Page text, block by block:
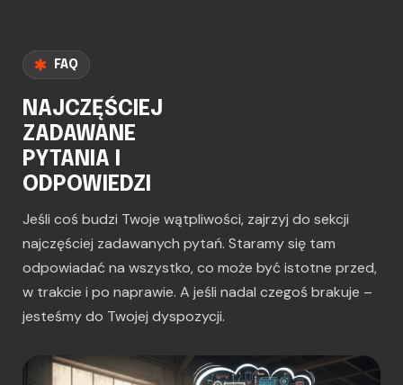
FAQ
NAJCZĘŚCIEJ
ZADAWANE
PYTANIA I
ODPOWIEDZI
Jeśli coś budzi Twoje wątpliwości, zajrzyj do sekcji
najczęściej zadawanych pytań. Staramy się tam
odpowiadać na wszystko, co może być istotne przed,
w trakcie i po naprawie. A jeśli nadal czegoś brakuje –
jesteśmy do Twojej dyspozycji.